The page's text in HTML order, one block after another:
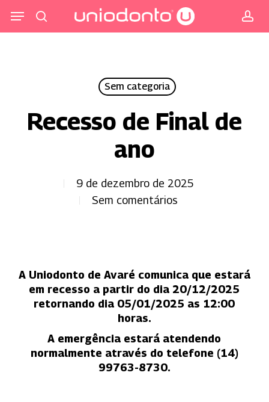
para
Menu
Sem categoria
Recesso de Final de
ano
9 de dezembro de 2025
Sem comentários
A Uniodonto de Avaré comunica que estará
em recesso a partir do dia 20/12/2025
retornando dia 05/01/2025 as 12:00
horas.
A emergência estará atendendo
normalmente através do telefone (14)
99763-8730.